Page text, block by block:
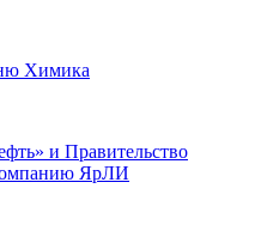
Химика
и Правительство
ЯрЛИ